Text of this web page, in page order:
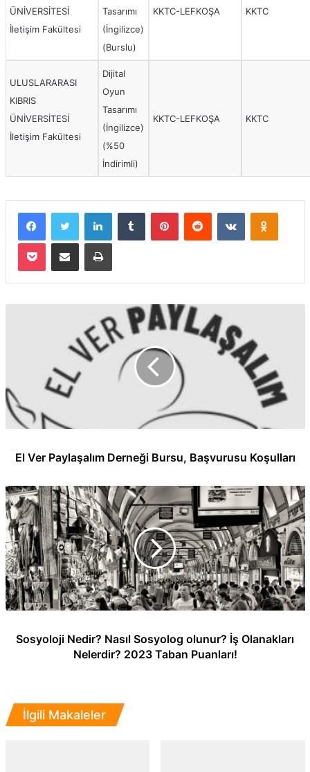
ÜNİVERSİTESİ
İletişim Fakültesi
Tasarımı
(İngilizce)
(Burslu)
KKTC-LEFKOŞA KKTC
ULUSLARARASI
KIBRIS
ÜNİVERSİTESİ
İletişim Fakültesi
Dijital
Oyun
Tasarımı
(İngilizce)
(%50
İndirimli)
KKTC-LEFKOŞA KKTC
FacebookTwitter LinkedInTumblr PinterestReddit VKontakte
Pocket E-Posta ile paylaş Yazdır
El Ver Paylaşalım Derneği Bursu, Başvurusu Koşulları
Sosyoloji Nedir? Nasıl Sosyolog olunur? İş Olanakları
Nelerdir? 2023 Taban Puanları!
İlgili Makaleler